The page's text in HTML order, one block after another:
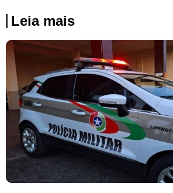
Leia mais